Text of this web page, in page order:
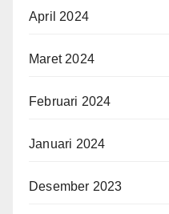
April 2024
Maret 2024
Februari 2024
Januari 2024
Desember 2023